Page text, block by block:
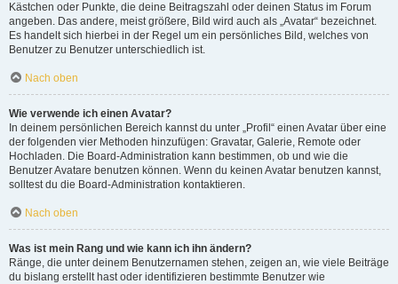
Kästchen oder Punkte, die deine Beitragszahl oder deinen Status im Forum
angeben. Das andere, meist größere, Bild wird auch als „Avatar“ bezeichnet.
Es handelt sich hierbei in der Regel um ein persönliches Bild, welches von
Benutzer zu Benutzer unterschiedlich ist.
Nach oben
Wie verwende ich einen Avatar?
In deinem persönlichen Bereich kannst du unter „Profil“ einen Avatar über eine
der folgenden vier Methoden hinzufügen: Gravatar, Galerie, Remote oder
Hochladen. Die Board-Administration kann bestimmen, ob und wie die
Benutzer Avatare benutzen können. Wenn du keinen Avatar benutzen kannst,
solltest du die Board-Administration kontaktieren.
Nach oben
Was ist mein Rang und wie kann ich ihn ändern?
Ränge, die unter deinem Benutzernamen stehen, zeigen an, wie viele Beiträge
du bislang erstellt hast oder identifizieren bestimmte Benutzer wie